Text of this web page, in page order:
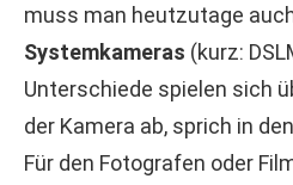
muss man heutzutage
Systemkameras (kurz:
Unterschiede spielen sich
der Kamera ab, sprich in
Für den Fotografen oder